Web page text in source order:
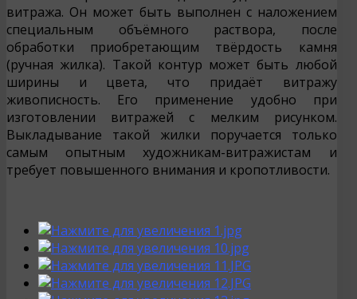
витража. Он может быть выполнен с наложением
специальным объёмного раствора, после
обработки приобретающим твёрдость камня
(ручная жилка). Такой контур может быть любой
ширины и цвета, что придаёт витражу
живописность. Его применение удобно при
изготовлении витражей с мелким рисунком.
Выкладывание такой жилки поручается только
самым опытным художникам-витражистам и
требует повышенного внимания и кропотливости.